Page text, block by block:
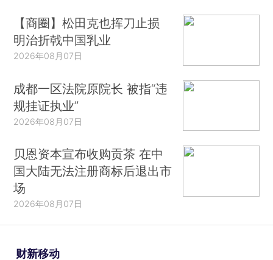
【商圈】松田克也挥刀止损
明治折戟中国乳业
2026年08月07日
成都一区法院原院长 被指“违
规挂证执业”
2026年08月07日
贝恩资本宣布收购贡茶 在中
国大陆无法注册商标后退出市
场
2026年08月07日
财新移动